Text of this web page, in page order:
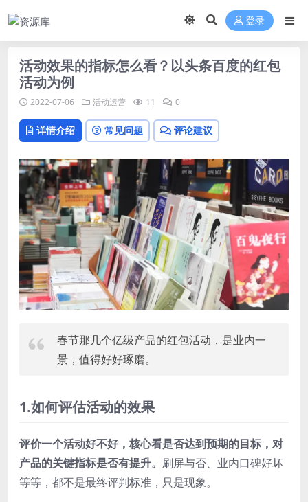
登录
活动效果的指标怎么看？以头条百度的红包
活动为例
2022-07-06 活动运营 11 0
详情介绍 常见问题 评论建议
春节那几个亿级产品的红包活动，是业内一
景，值得好好琢磨。
1.如何评估活动的效果
评价一个活动好不好，核心看是否达到预期的目标，对
产品的关键指标是否有提升。 刷屏与否、业内口碑好坏
等等，都不是最终评判标准，只是现象。